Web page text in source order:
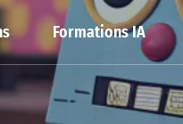
Formations IA